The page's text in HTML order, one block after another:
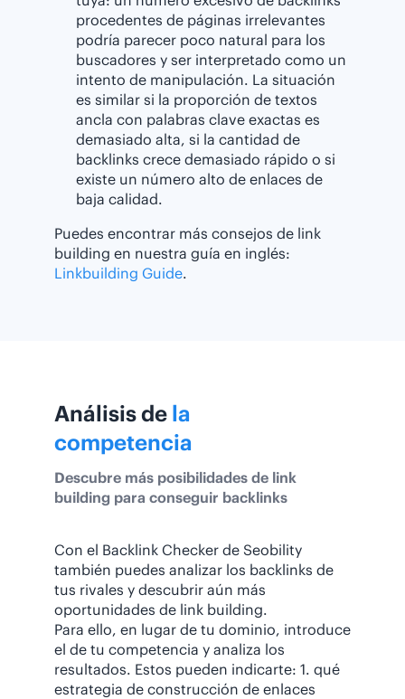
procedentes de páginas irrelevantes
podría parecer poco natural para los
buscadores y ser interpretado como un
intento de manipulación. La situación
es similar si la proporción de textos
ancla con palabras clave exactas es
demasiado alta, si la cantidad de
backlinks crece demasiado rápido o si
existe un número alto de enlaces de
baja calidad.
Puedes encontrar más consejos de link
building en nuestra guía en inglés:
Linkbuilding Guide.
Análisis de la
competencia
Descubre más posibilidades de link
building para conseguir backlinks
Con el Backlink Checker de Seobility
también puedes analizar los backlinks de
tus rivales y descubrir aún más
oportunidades de link building.
Para ello, en lugar de tu dominio, introduce
el de tu competencia y analiza los
resultados. Estos pueden indicarte: 1. qué
estrategia de construcción de enlaces